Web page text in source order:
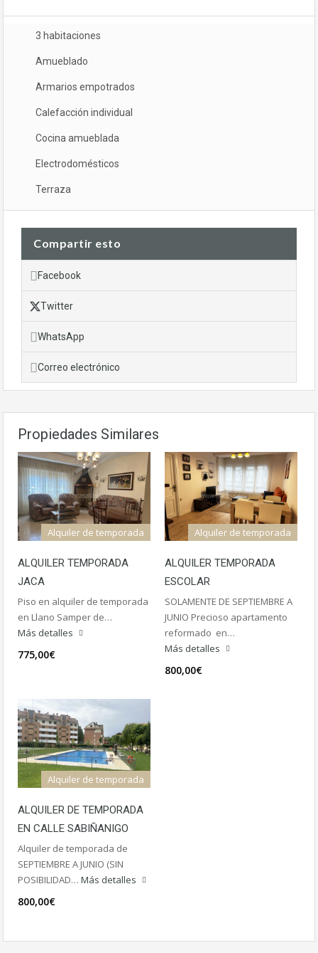
3 habitaciones
Amueblado
Armarios empotrados
Calefacción individual
Cocina amueblada
Electrodomésticos
Terraza
Compartir esto
Facebook
Twitter
WhatsApp
Correo electrónico
Propiedades Similares
Alquiler de temporada
ALQUILER TEMPORADA
JACA
Piso en alquiler de temporada
en Llano Samper de…
Más detalles
775,00€
Alquiler de temporada
ALQUILER TEMPORADA
ESCOLAR
SOLAMENTE DE SEPTIEMBRE A
JUNIO Precioso apartamento
reformado en…
Más detalles
800,00€
Alquiler de temporada
ALQUILER DE TEMPORADA
EN CALLE SABIÑANIGO
Alquiler de temporada de
SEPTIEMBRE A JUNIO (SIN
POSIBILIDAD… Más detalles
800,00€